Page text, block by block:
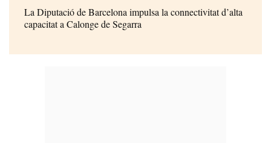
La Diputació de Barcelona impulsa la connectivitat d’alta
capacitat a Calonge de Segarra